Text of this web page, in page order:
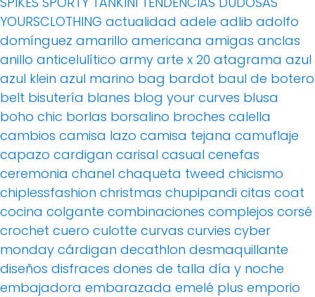
YOURSCLOTHING actualidad adele adlib adolfo
domínguez amarillo americana amigas anclas
anillo anticelulítico army arte x 20 atagrama azul
azul klein azul marino bag bardot baul de botero
belt bisutería blanes blog your curves blusa
boho chic borlas borsalino broches calella
cambios camisa lazo camisa tejana camuflaje
capazo cardigan carisal casual cenefas
ceremonia chanel chaqueta tweed chicismo
chiplessfashion christmas chupipandi citas coat
cocina colgante combinaciones complejos corsé
crochet cuero culotte curvas curvies cyber
monday cárdigan decathlon desmaquillante
diseños disfraces dones de talla día y noche
embajadora embarazada emelé plus emporio